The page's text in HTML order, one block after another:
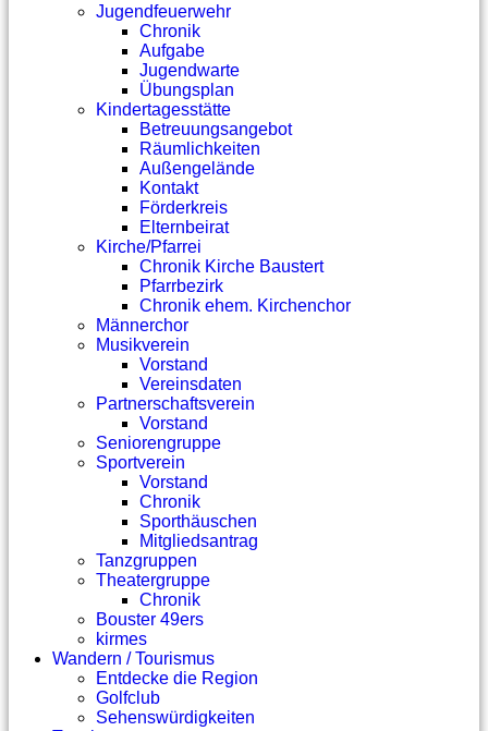
Jugendfeuerwehr
Chronik
Aufgabe
Jugendwarte
Übungsplan
Kindertagesstätte
Betreuungsangebot
Räumlichkeiten
Außengelände
Kontakt
Förderkreis
Elternbeirat
Kirche/Pfarrei
Chronik Kirche Baustert
Pfarrbezirk
Chronik ehem. Kirchenchor
Männerchor
Musikverein
Vorstand
Vereinsdaten
Partnerschaftsverein
Vorstand
Seniorengruppe
Sportverein
Vorstand
Chronik
Sporthäuschen
Mitgliedsantrag
Tanzgruppen
Theatergruppe
Chronik
Bouster 49ers
kirmes
Wandern / Tourismus
Entdecke die Region
Golfclub
Sehenswürdigkeiten